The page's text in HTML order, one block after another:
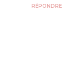
RÉPONDRE